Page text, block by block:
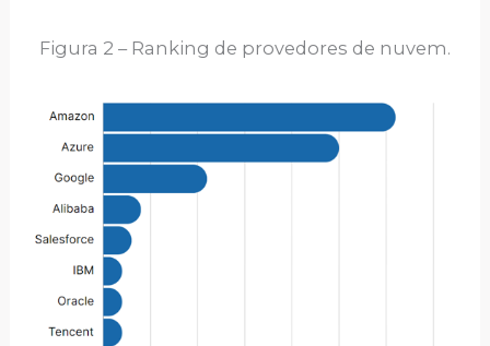
Figura 2 – Ranking de provedores de nuvem.